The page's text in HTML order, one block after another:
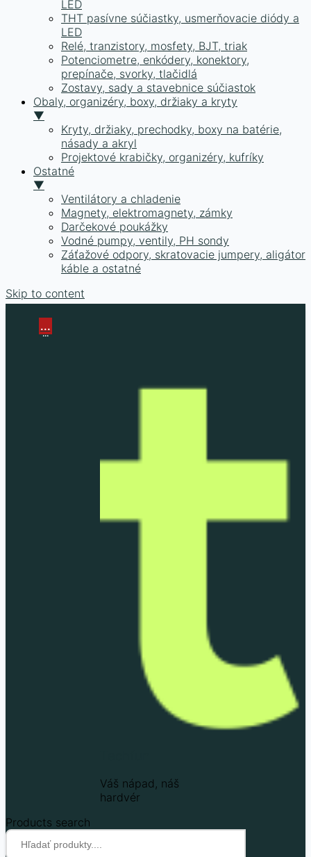
LED
THT pasívne súčiastky, usmerňovacie diódy a
LED
Relé, tranzistory, mosfety, BJT, triak
Potenciometre, enkódery, konektory,
prepínače, svorky, tlačidlá
Zostavy, sady a stavebnice súčiastok
Obaly, organizéry, boxy, držiaky a kryty
▼
Kryty, držiaky, prechodky, boxy na batérie,
násady a akryl
Projektové krabičky, organizéry, kufríky
Ostatné
▼
Ventilátory a chladenie
Magnety, elektromagnety, zámky
Darčekové poukážky
Vodné pumpy, ventily, PH sondy
Záťažové odpory, skratovacie jumpery, aligátor
káble a ostatné
Skip to content
Váš nápad, náš
hardvér
Products search
...
...